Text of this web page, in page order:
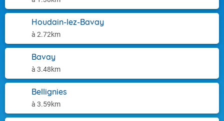
Houdain-lez-Bavay
à 2.72km
Bavay
à 3.48km
Bellignies
à 3.59km